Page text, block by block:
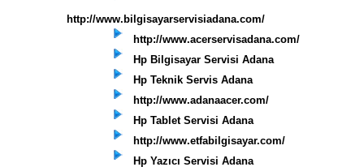
http://www.bilgisayarservisiadana.com/
http://www.acerservisadana.com/
Hp Bilgisayar Servisi Adana
Hp Teknik Servis Adana
http://www.adanaacer.com/
Hp Tablet Servisi Adana
http://www.etfabilgisayar.com/
Hp Yazıcı Servisi Adana